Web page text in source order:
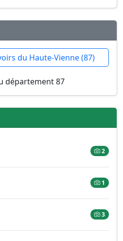
du Haute-Vienne (87)
2
1
3